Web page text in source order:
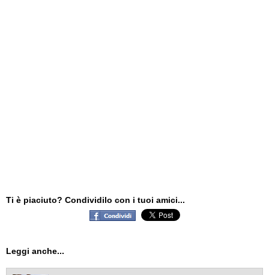
Ti è piaciuto? Condividilo con i tuoi amici...
Leggi anche...